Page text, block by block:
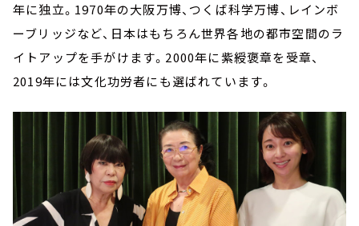
年に独立。1970年の大阪万博、つくば科学万博、レインボ
ーブリッジなど、日本はもちろん世界各地の都市空間のラ
イトアップを手がけます。2000年に紫綬褒章を受章、
2019年には文化功労者にも選ばれています。